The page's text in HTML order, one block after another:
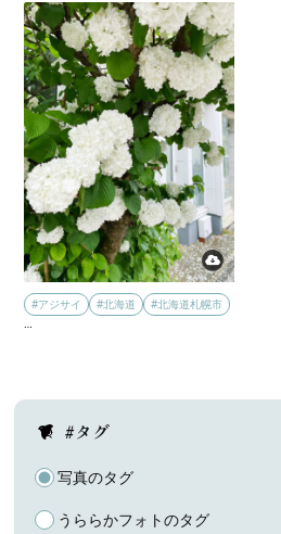
#アジサイ #北海道
#北海道札幌市
…
#タグ
写真のタグ
うららかフォトのタグ